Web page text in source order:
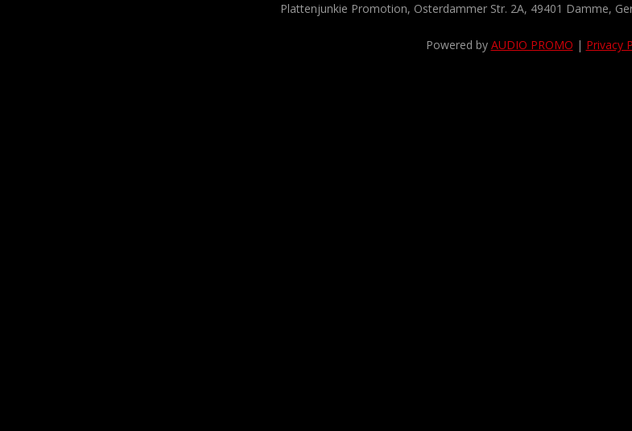
Plattenjunkie Promotion, Osterdammer Str. 2A, 49401 Damme,
Powered by AUDIO PROMO | Privacy